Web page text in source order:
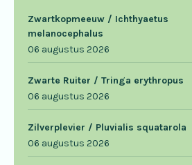
Zwartkopmeeuw / Ichthyaetus
melanocephalus
06 augustus 2026
Zwarte Ruiter / Tringa erythropus
06 augustus 2026
Zilverplevier / Pluvialis squatarola
06 augustus 2026